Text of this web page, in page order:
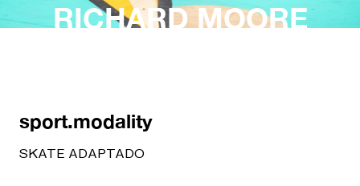
RICHARD MOORE
sport.modality
SKATE ADAPTADO